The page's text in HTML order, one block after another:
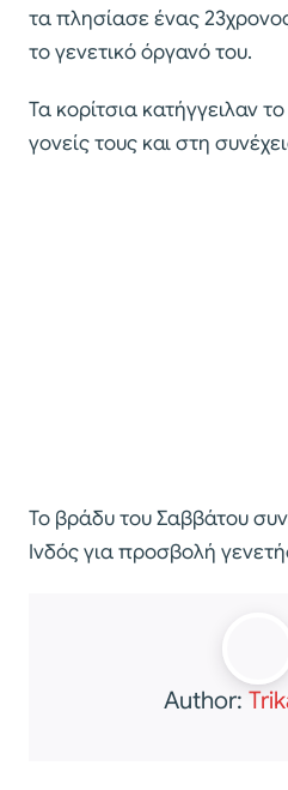
τα πλησίασε ένας 23χρονος
το γενετικό όργανό του.
Τα κορίτσια κατήγγειλαν
γονείς τους και στη
Το βράδυ του Σαββάτου
Ινδός για προσβολή
Author: